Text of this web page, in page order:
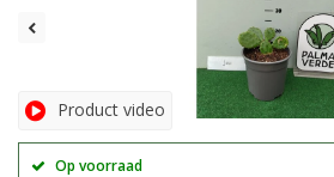
Product video
Op voorraad